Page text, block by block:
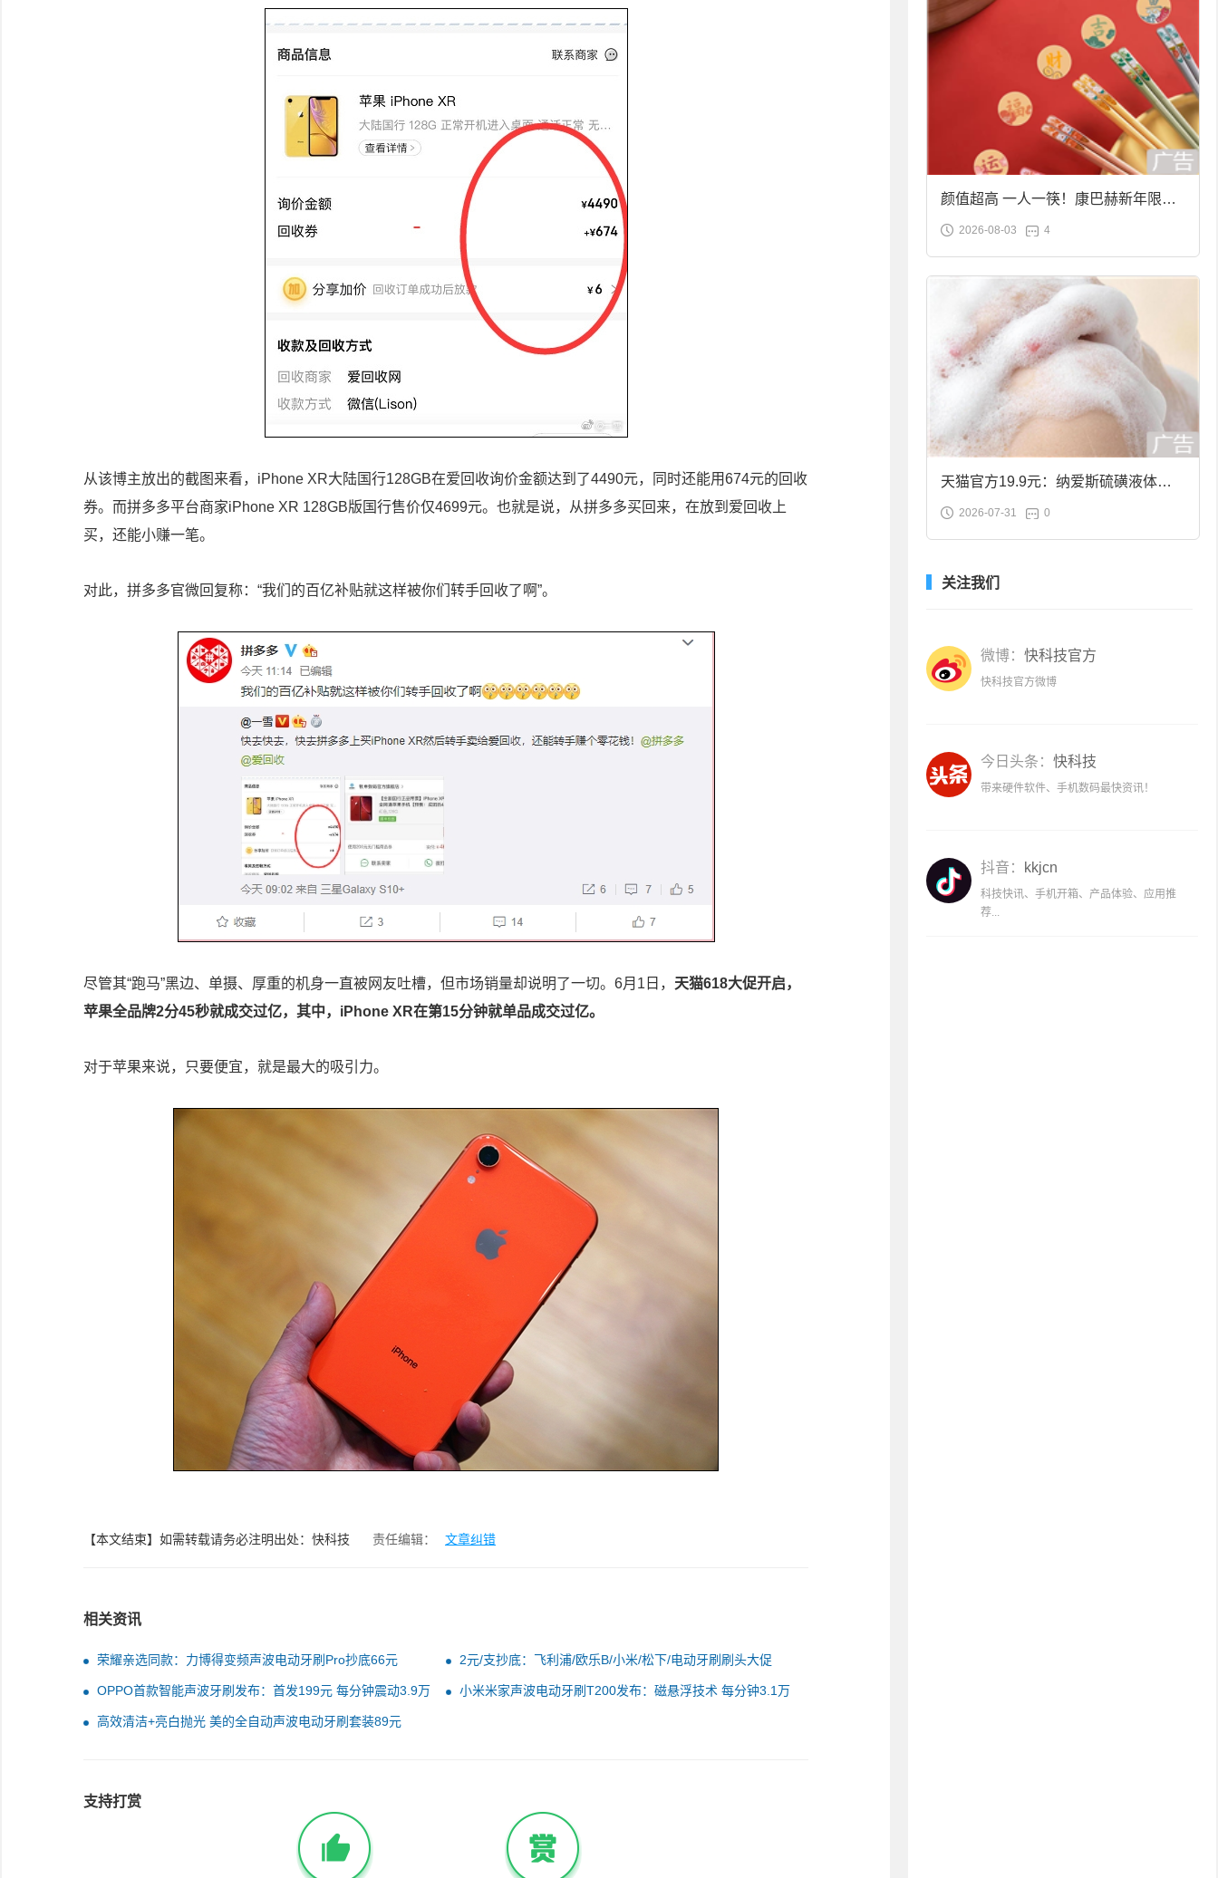
从该博主放出的截图来看，iPhone XR大陆国行128GB在爱回收询价金额达到了4490元，同时还能用674元的回收
券。而拼多多平台商家iPhone XR 128GB版国行售价仅4699元。也就是说，从拼多多买回来，在放到爱回收上
买，还能小赚一笔。
对此，拼多多官微回复称：“我们的百亿补贴就这样被你们转手回收了啊”。
尽管其“跑马”黑边、单摄、厚重的机身一直被网友吐槽，但市场销量却说明了一切。6月1日， 天猫618大促开启，
苹果全品牌2分45秒就成交过亿，其中，iPhone XR在第15分钟就单品成交过亿。
对于苹果来说，只要便宜，就是最大的吸引力。
【本文结束】如需转载请务必注明出处：快科技 责任编辑： 文章纠错
相关资讯
荣耀亲选同款：力博得变频声波电动牙刷Pro抄底66元 2元/支抄底：飞利浦/欧乐B/小米/松下/电动牙刷刷头大促
OPPO首款智能声波牙刷发布：首发199元 每分钟震动3.9万
小米米家声波电动牙刷T200发布：磁悬浮技术 每分钟3.1万
高效清洁+亮白抛光 美的全自动声波电动牙刷套装89元
支持打赏
颜值超高 一人一筷！康巴赫新年限定
合金筷子大促：19.9元
2026-08-03 4
天猫官方19.9元：纳爱斯硫磺液体香
皂2斤大促
2026-07-31 0
关注我们
微博： 快科技官方
快科技官方微博
今日头条： 快科技
带来硬件软件、手机数码最快资讯！
抖音： kkjcn
科技快讯、手机开箱、产品体验、应用推
荐...